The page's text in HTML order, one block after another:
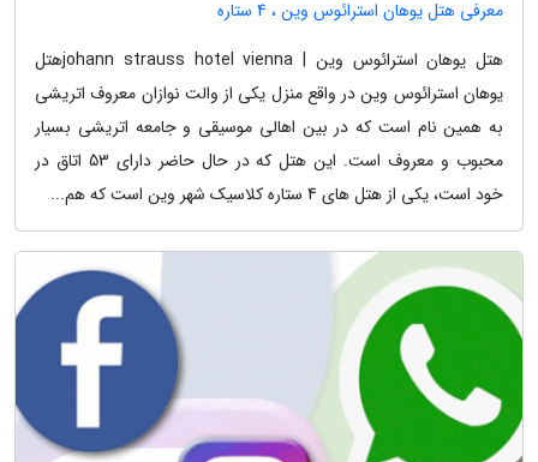
معرفی هتل یوهان استرائوس وین ، 4 ستاره
هتل یوهان استرائوس وین | johann strauss hotel viennaهتل
یوهان استرائوس وین در واقع منزل یکی از والت نوازان معروف اتریشی
به همین نام است که در بین اهالی موسیقی و جامعه اتریشی بسیار
محبوب و معروف است. این هتل که در حال حاضر دارای 53 اتاق در
خود است، یکی از هتل های 4 ستاره کلاسیک شهر وین است که هم...